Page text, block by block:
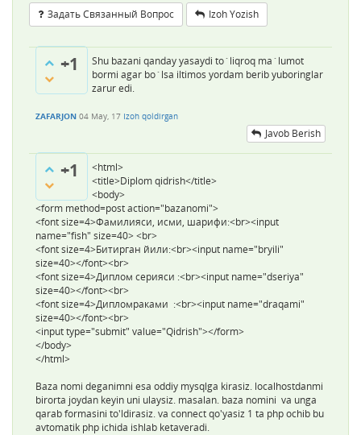
Задать Связанный Вопрос Izoh Yozish
+1
Shu bazani qanday yasaydi to`liqroq ma`lumot
bormi agar bo`lsa iltimos yordam berib yuboringlar
zarur edi.
ZAFARJON 04 May, 17 Izoh qoldirgan
Javob Berish
+1
<html>
<title>Diplom qidrish</title>
<body>
<form method=post action="bazanomi">
<font size=4>Фамилияси, исми, шарифи:<br><input
name="fish" size=40> <br>
<font size=4>Битирган йили:<br><input name="bryili"
size=40></font><br>
<font size=4>Диплом серияси :<br><input name="dseriya"
size=40></font><br>
<font size=4>Дипломраками :<br><input name="draqami"
size=40></font><br>
<input type="submit" value="Qidrish"></form>
</body>
</html>
Baza nomi deganimni esa oddiy mysqlga kirasiz. localhostdanmi
birorta joydan keyin uni ulaysiz. masalan. baza nomini va unga
qarab formasini to'ldirasiz. va connect qo'yasiz 1 ta php ochib bu
avtomatik php ichida ishlab ketaveradi.